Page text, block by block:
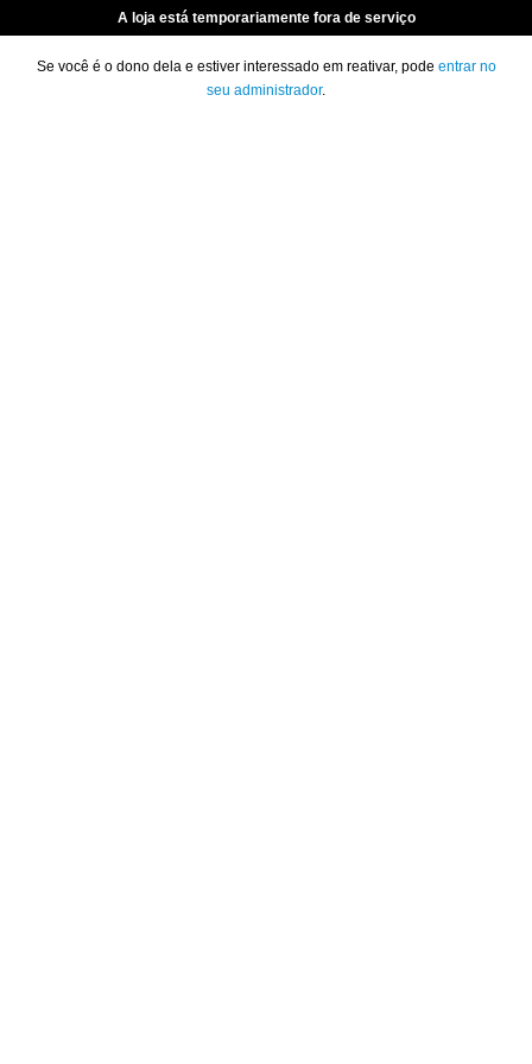
A loja está temporariamente fora de serviço
Se você é o dono dela e estiver interessado em reativar, pode entrar no
seu administrador.